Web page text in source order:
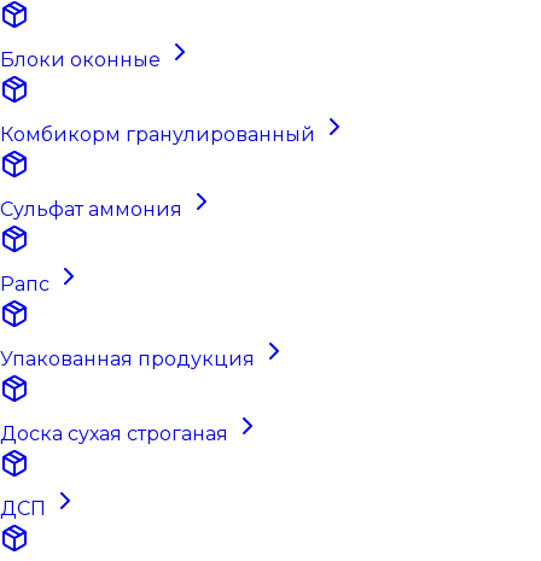
Блоки оконные
Комбикорм гранулированный
Сульфат аммония
Рапс
Упакованная продукция
Доска сухая строганая
ДСП